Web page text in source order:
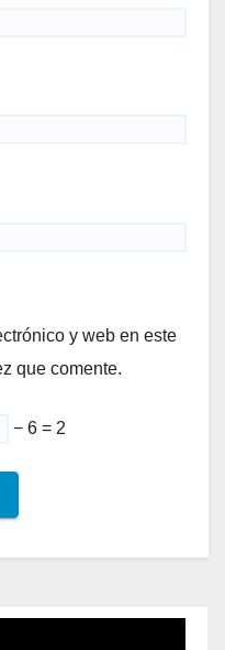
y web en este
que comente.
− 6 = 2